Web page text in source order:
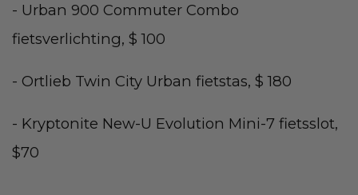
- Urban 900 Commuter Combo
fietsverlichting, $ 100
- Ortlieb Twin City Urban fietstas, $ 180
- Kryptonite New-U Evolution Mini-7 fietsslot,
$70